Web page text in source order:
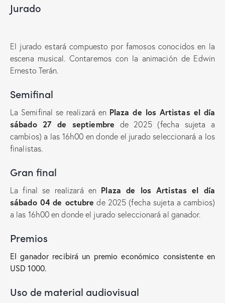
Jurado
El jurado estará compuesto por famosos conocidos en la
escena musical. Contaremos con la animación de Edwin
Ernesto Terán.
Semifinal
La Semifinal se realizará en Plaza de los Artistas el día
sábado 27 de septiembre de 2025 (fecha sujeta a
cambios) a las 16h00 en donde el jurado seleccionará a los
finalistas.
Gran final
La final se realizará en Plaza de los Artistas el día
sábado 04 de octubre de 2025 (fecha sujeta a cambios)
a las 16h00 en donde el jurado seleccionará al ganador.
Premios
El ganador recibirá un premio económico consistente en
USD 1000.
Uso de material audiovisual